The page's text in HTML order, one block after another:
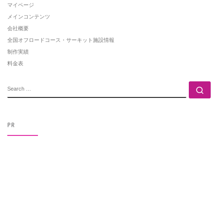
マイページ
メインコンテンツ
会社概要
全国オフロードコース・サーキット施設情報
制作実績
料金表
PR